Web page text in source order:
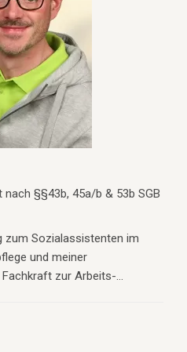
§§43b, 45a/b & 53b SGB
zum Sozialassistenten im
und meiner
zur Arbeits-…